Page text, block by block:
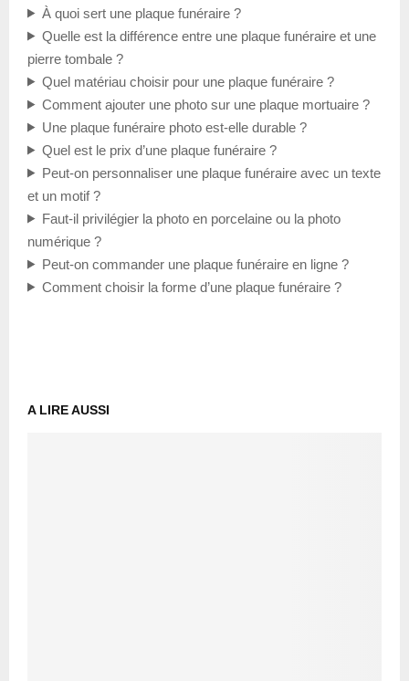
À quoi sert une plaque funéraire ?
Quelle est la différence entre une plaque funéraire et une
pierre tombale ?
Quel matériau choisir pour une plaque funéraire ?
Comment ajouter une photo sur une plaque mortuaire ?
Une plaque funéraire photo est-elle durable ?
Quel est le prix d’une plaque funéraire ?
Peut-on personnaliser une plaque funéraire avec un texte
et un motif ?
Faut-il privilégier la photo en porcelaine ou la photo
numérique ?
Peut-on commander une plaque funéraire en ligne ?
Comment choisir la forme d’une plaque funéraire ?
A LIRE AUSSI